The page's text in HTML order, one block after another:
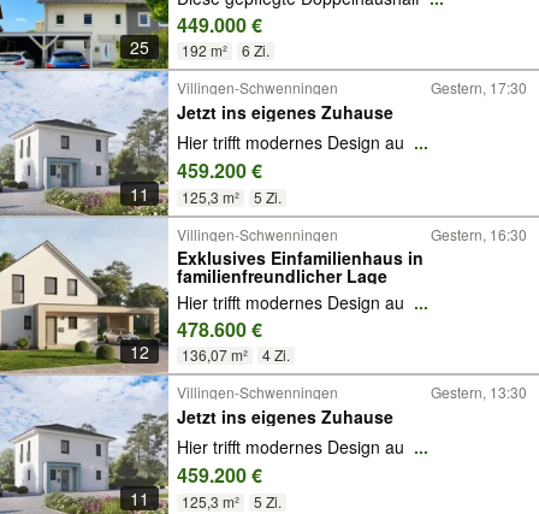
25
449.000 €
192 m² 6 Zi.
11
Villingen-Schwenningen Gestern, 17:30
Jetzt ins eigenes Zuhause
Hier trifft modernes Design au ...
459.200 €
125,3 m² 5 Zi.
12
Villingen-Schwenningen Gestern, 16:30
Exklusives Einfamilienhaus in
familienfreundlicher Lage
Hier trifft modernes Design au ...
478.600 €
136,07 m² 4 Zi.
11
Villingen-Schwenningen Gestern, 13:30
Jetzt ins eigenes Zuhause
Hier trifft modernes Design au ...
459.200 €
125,3 m²
5 Zi.